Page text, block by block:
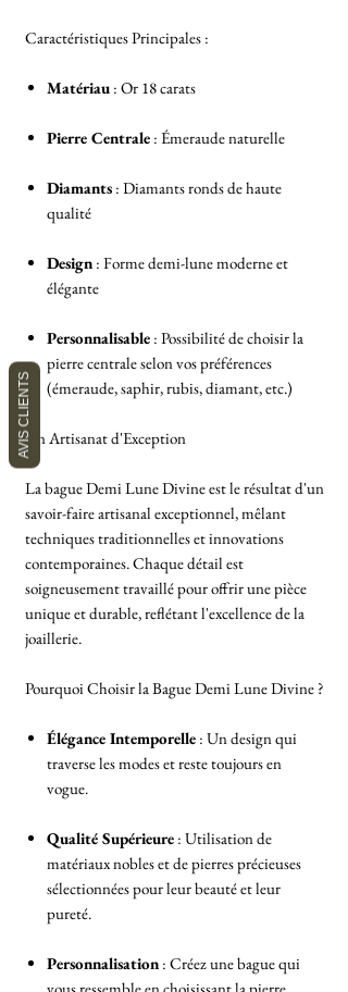
Caractéristiques Principales :
Matériau : Or 18 carats
Pierre Centrale : Émeraude naturelle
Diamants : Diamants ronds de haute
qualité
Design : Forme demi-lune moderne et
élégante
Personnalisable : Possibilité de choisir la
pierre centrale selon vos préférences
(émeraude, saphir, rubis, diamant, etc.)
Un Artisanat d'Exception
La bague Demi Lune Divine est le résultat d'un
savoir-faire artisanal exceptionnel, mêlant
techniques traditionnelles et innovations
contemporaines. Chaque détail est
soigneusement travaillé pour offrir une pièce
unique et durable, reflétant l'excellence de la
joaillerie.
Pourquoi Choisir la Bague Demi Lune Divine ?
Élégance Intemporelle : Un design qui
traverse les modes et reste toujours en
vogue.
Qualité Supérieure : Utilisation de
matériaux nobles et de pierres précieuses
sélectionnées pour leur beauté et leur
pureté.
Personnalisation : Créez une bague qui
AVIS CLIENTS